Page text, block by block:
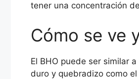
tener una concentración
Cómo se ve
El BHO puede ser similar
duro y quebradizo como